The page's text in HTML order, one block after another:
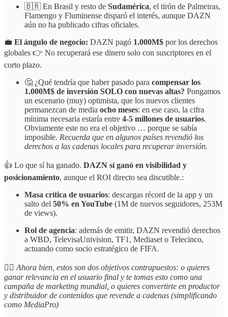
🇧🇷 En Brasil y resto de Sudamérica, el tirón de Palmeiras,
Flamengo y Fluminense disparó el interés, aunque DAZN
aún no ha publicado cifras oficiales.
💼 El ángulo de negocio: DAZN pagó 1.000M$ por los derechos
globales 👉 No recuperará ese dinero solo con suscriptores en el
corto plazo.
🤔 ¿Qué tendría que haber pasado para compensar los
1.000M$ de inversión SOLO con nuevas altas? Pongamos
un escenario (muy) optimista, que los nuevos clientes
permanezcan de media ocho meses: en ese caso, la cifra
mínima necesaria estaría entre 4-5 millones de usuarios.
Obviamente este no era el objetivo … porque se sabía
imposible. Recuerda que en algunos países revendió los
derechos a las cadenas locales para recuperar inversión.
👍 Lo que sí ha ganado. DAZN sí ganó en visibilidad y
posicionamiento, aunque el ROI directo sea discutible.:
Masa crítica de usuarios: descargas récord de la app y un
salto del 50% en YouTube (1M de nuevos seguidores, 253M
de views).
Rol de agencia: además de emitir, DAZN revendió derechos
a WBD, TelevisaUnivision, TF1, Mediaset o Telecinco,
actuando como socio estratégico de FIFA.
☝🏻 Ahora bien, estos son dos objetivos contrapuestos: o quieres
ganar relevancia en el usuario final y te tomas esto como una
campaña de marketing mundial, o quieres convertirte en productor
y distribuidor de contenidos que revende a cadenas (simplificando
como MediaPro)